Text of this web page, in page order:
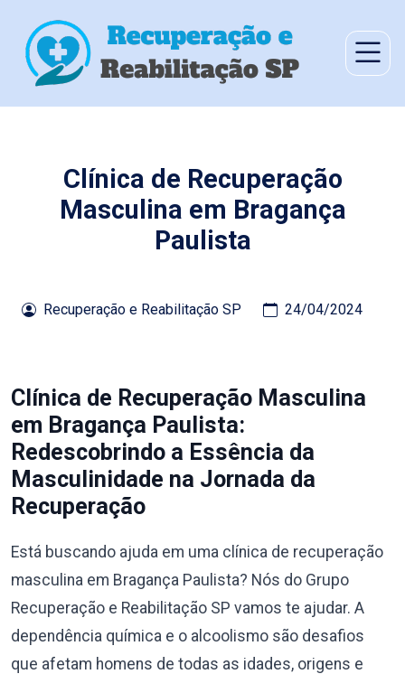
Clínica de Recuperação
Masculina em Bragança
Paulista
Recuperação e Reabilitação SP 24/04/2024
Clínica de Recuperação Masculina
em Bragança Paulista:
Redescobrindo a Essência da
Masculinidade na Jornada da
Recuperação
Está buscando ajuda em uma clínica de recuperação
masculina em Bragança Paulista? Nós do Grupo
Recuperação e Reabilitação SP vamos te ajudar. A
dependência química e o alcoolismo são desafios
que afetam homens de todas as idades, origens e